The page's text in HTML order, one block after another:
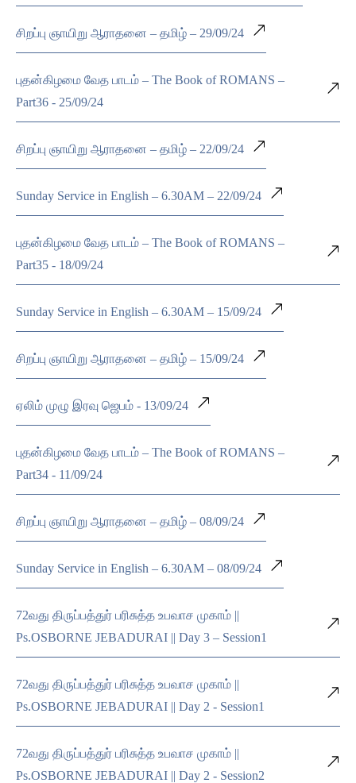
சிறப்பு ஞாயிறு ஆராதனை – தமிழ் – 29/09/24
புதன்கிழமை வேத பாடம் – The Book of ROMANS –
Part36 - 25/09/24
சிறப்பு ஞாயிறு ஆராதனை – தமிழ் – 22/09/24
Sunday Service in English – 6.30AM – 22/09/24
புதன்கிழமை வேத பாடம் – The Book of ROMANS –
Part35 - 18/09/24
Sunday Service in English – 6.30AM – 15/09/24
சிறப்பு ஞாயிறு ஆராதனை – தமிழ் – 15/09/24
ஏலிம் முழு இரவு ஜெபம் - 13/09/24
புதன்கிழமை வேத பாடம் – The Book of ROMANS –
Part34 - 11/09/24
சிறப்பு ஞாயிறு ஆராதனை – தமிழ் – 08/09/24
Sunday Service in English – 6.30AM – 08/09/24
72வது திருப்பத்துர் பரிசுத்த உபவாச முகாம் ||
Ps.OSBORNE JEBADURAI || Day 3 – Session1
72வது திருப்பத்துர் பரிசுத்த உபவாச முகாம் ||
Ps.OSBORNE JEBADURAI || Day 2 - Session1
72வது திருப்பத்துர் பரிசுத்த உபவாச முகாம் ||
Ps.OSBORNE JEBADURAI || Day 2 - Session2